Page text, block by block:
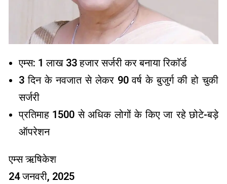
एम्स: 1 लाख 33 हजार सर्जरी कर बनाया रिकाॅर्ड
3 दिन के नवजात से लेकर 90 वर्ष के बुजुर्ग की हो चुकी
सर्जरी
प्रतिमाह 1500 से अधिक लोगों के किए जा रहे छोटे-बड़े
ऑपरेशन
एम्स ऋषिकेश
24 जनवरी, 2025